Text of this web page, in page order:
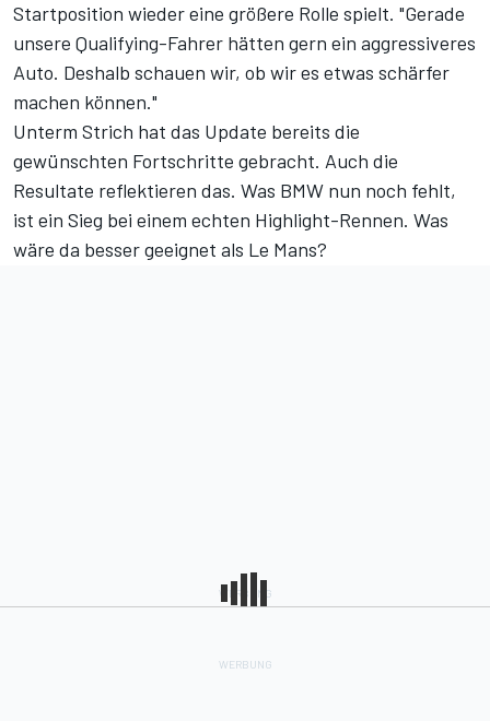
Startposition wieder eine größere Rolle spielt. "Gerade
unsere Qualifying-Fahrer hätten gern ein aggressiveres
Auto. Deshalb schauen wir, ob wir es etwas schärfer
machen können."
Unterm Strich hat das Update bereits die
gewünschten Fortschritte gebracht. Auch die
Resultate reflektieren das. Was BMW nun noch fehlt,
ist ein Sieg bei einem echten Highlight-Rennen. Was
wäre da besser geeignet als Le Mans?